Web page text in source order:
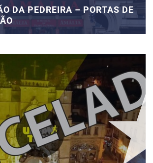
DA PEDREIRA – PORTAS DE